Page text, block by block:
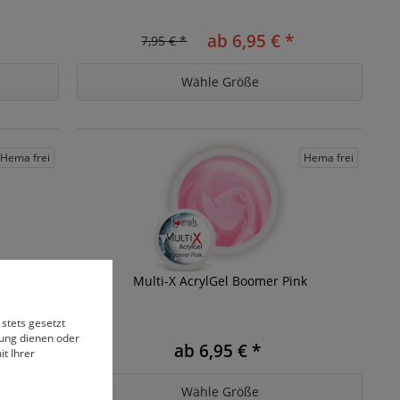
7,95 € * ab 6,95 € *
Wähle Größe
Hema frei Hema frei
Multi-X AcrylGel Boomer Pink
ab 6,95 € *
Wähle Größe
gesetzt
dienen oder
Ihrer